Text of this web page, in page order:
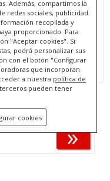
DE VENGADORES
»
Además, compartimos la
redes sociales, publicidad
recopilada y
proporcionado. Para
"Aceptar cookies". Si
podrá personalizar sus
con el botón "Configurar
que incorporan
a nuestra política de
pueden tener
cookies